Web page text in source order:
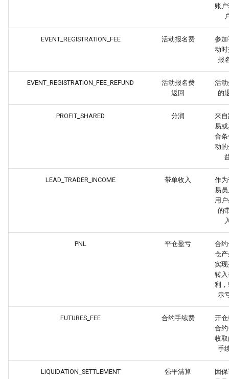
账
EVENT_REGISTRATION_FEE 活动报名费
参
动
报
EVENT_REGISTRATION_FEE_REFUND
活动报名费
返回
活
的
PROFIT_SHARED 分润
来
易
合
动
LEAD_TRADER_INCOME 带单收入
作
易
用
的
PNL 平仓盈亏
合
仓
实
转
利
示
FUTURES_FEE 合约手续费
开
合
收
手
LIQUIDATION_SETTLEMENT 强平清算
因